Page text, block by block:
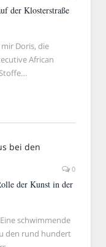
der Klosterstraße
Doris, die
African
0
der Kunst in der
schwimmende
den rund hundert